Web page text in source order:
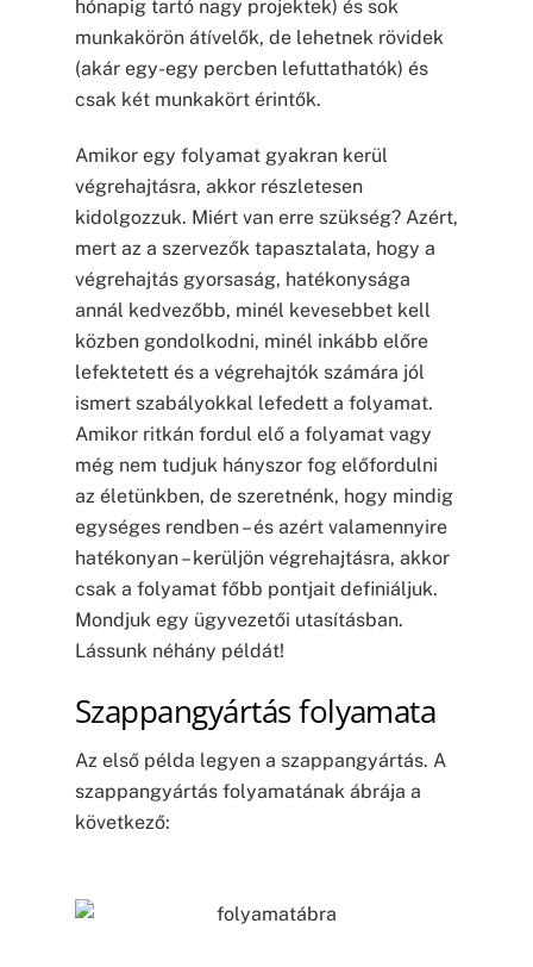
hónapig tartó nagy projektek) és sok
munkakörön átívelők, de lehetnek rövidek
(akár egy-egy percben lefuttathatók) és
csak két munkakört érintők.
Amikor egy folyamat gyakran kerül
végrehajtásra, akkor részletesen
kidolgozzuk. Miért van erre szükség? Azért,
mert az a szervezők tapasztalata, hogy a
végrehajtás gyorsaság, hatékonysága
annál kedvezőbb, minél kevesebbet kell
közben gondolkodni, minél inkább előre
lefektetett és a végrehajtók számára jól
ismert szabályokkal lefedett a folyamat.
Amikor ritkán fordul elő a folyamat vagy
még nem tudjuk hányszor fog előfordulni
az életünkben, de szeretnénk, hogy mindig
egységes rendben – és azért valamennyire
hatékonyan – kerüljön végrehajtásra, akkor
csak a folyamat főbb pontjait definiáljuk.
Mondjuk egy ügyvezetői utasításban.
Lássunk néhány példát!
Szappangyártás folyamata
Az első példa legyen a szappangyártás. A
szappangyártás folyamatának ábrája a
következő: